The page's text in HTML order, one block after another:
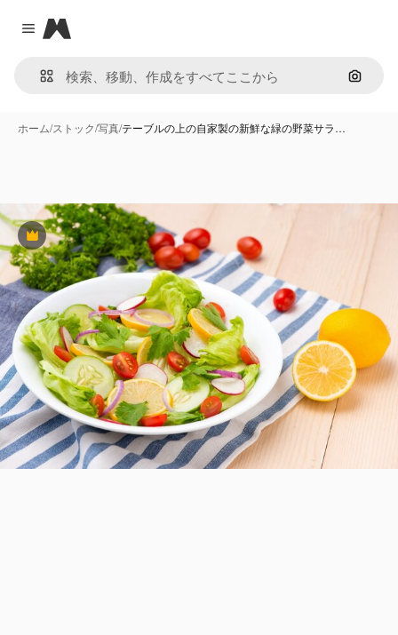
Close menu
Magnific
画像で
ホーム/ストック/写真/テーブルの上の自家製の新鮮な緑の野菜サラ…
Premium